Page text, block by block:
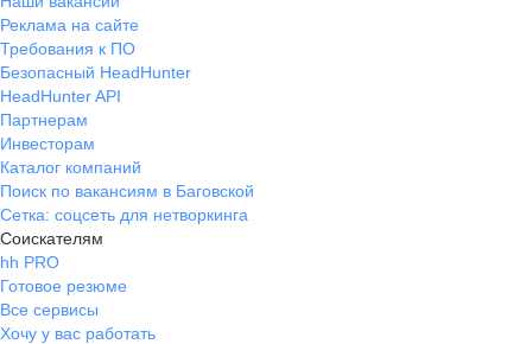
Реклама на сайте
Требования к ПО
Безопасный HeadHunter
HeadHunter API
Партнерам
Инвесторам
Каталог компаний
Поиск по вакансиям в Баговской
Сетка: соцсеть для нетворкинга
Соискателям
hh PRO
Готовое резюме
Все сервисы
Хочу у вас работать